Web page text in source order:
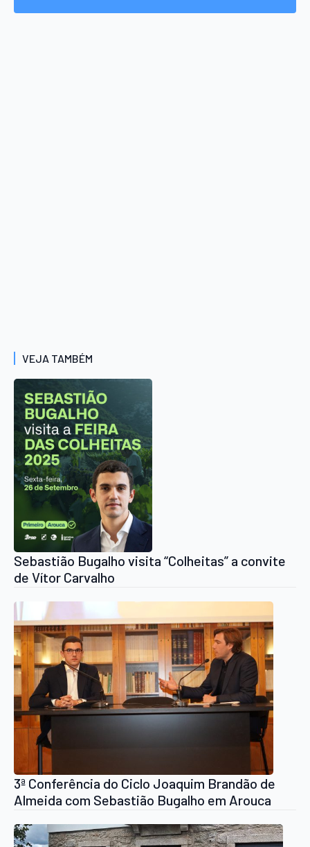
VEJA TAMBÉM
Sebastião Bugalho visita “Colheitas” a convite
de Vítor Carvalho
3ª Conferência do Ciclo Joaquim Brandão de
Almeida com Sebastião Bugalho em Arouca